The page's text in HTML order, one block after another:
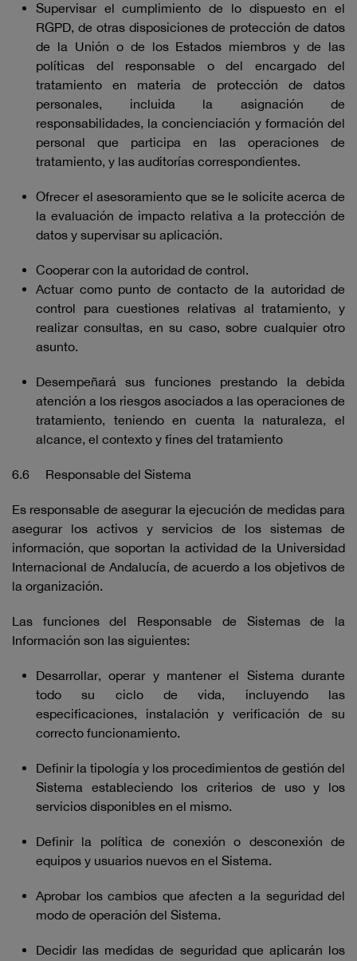
Supervisar el cumplimiento de lo dispuesto en el
RGPD, de otras disposiciones de protección de datos
de la Unión o de los Estados miembros y de las
políticas del responsable o del encargado del
tratamiento en materia de protección de datos
personales, incluida la asignación de
responsabilidades, la concienciación y formación del
personal que participa en las operaciones de
tratamiento, y las auditorías correspondientes.
Ofrecer el asesoramiento que se le solicite acerca de
la evaluación de impacto relativa a la protección de
datos y supervisar su aplicación.
Cooperar con la autoridad de control.
Actuar como punto de contacto de la autoridad de
control para cuestiones relativas al tratamiento, y
realizar consultas, en su caso, sobre cualquier otro
asunto.
Desempeñará sus funciones prestando la debida
atención a los riesgos asociados a las operaciones de
tratamiento, teniendo en cuenta la naturaleza, el
alcance, el contexto y fines del tratamiento
6.6 Responsable del Sistema
Es responsable de asegurar la ejecución de medidas para
asegurar los activos y servicios de los sistemas de
información, que soportan la actividad de la Universidad
Internacional de Andalucía, de acuerdo a los objetivos de
la organización.
Las funciones del Responsable de Sistemas de la
Información son las siguientes:
Desarrollar, operar y mantener el Sistema durante
todo su ciclo de vida, incluyendo las
especificaciones, instalación y verificación de su
correcto funcionamiento.
Definir la tipología y los procedimientos de gestión del
Sistema estableciendo los criterios de uso y los
servicios disponibles en el mismo.
Definir la política de conexión o desconexión de
equipos y usuarios nuevos en el Sistema.
Aprobar los cambios que afecten a la seguridad del
modo de operación del Sistema.
Decidir las medidas de seguridad que aplicarán los